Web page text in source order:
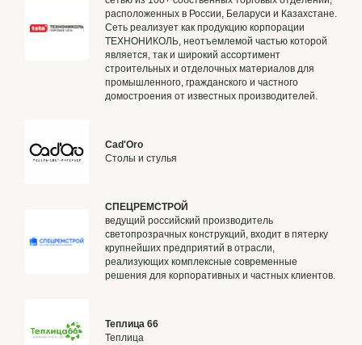
расположенных в России, Беларуси и Казахстане.
Сеть реализует как продукцию корпорации
ТЕХНОНИКОЛЬ, неотъемлемой частью которой
является, так и широкий ассортимент
строительных и отделочных материалов для
промышленного, гражданского и частного
домостроения от известных производителей.
Cad'Oro
Столы и стулья
СПЕЦРЕМСТРОЙ
ведущий российский производитель
светопрозрачных конструкций, входит в пятерку
крупнейших предприятий в отрасли,
реализующих комплексные современные
решения для корпоративных и частных клиентов.
Теплица 66
Теплица